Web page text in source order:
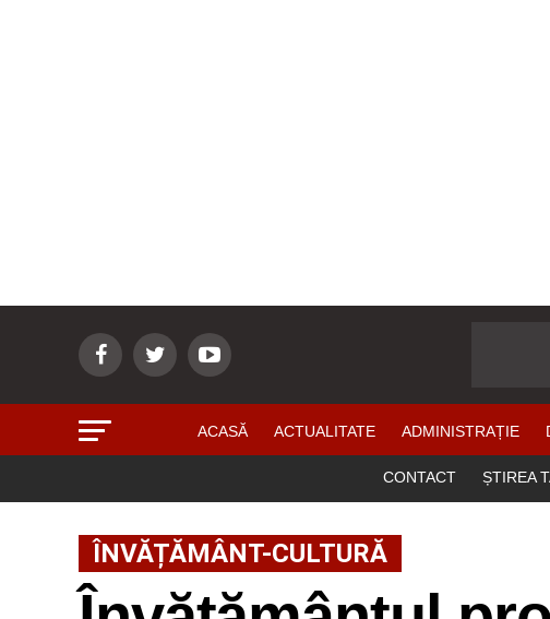
ACASĂ ACTUALITATE ADMINISTRAȚIE
CONTACT ȘTIREA
ÎNVĂȚĂMÂNT-CULTURĂ